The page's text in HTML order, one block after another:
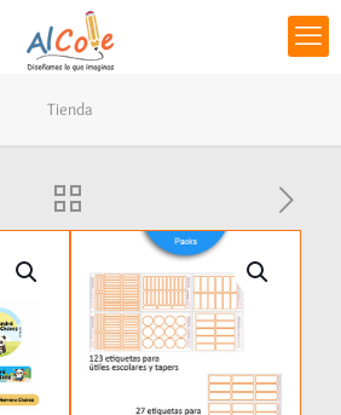
Tienda